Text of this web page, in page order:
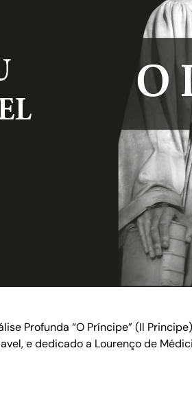
Profunda “O Príncipe” (Il
e dedicado a Lourenço de